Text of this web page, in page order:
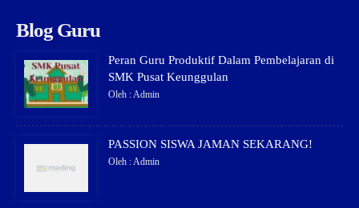
Blog Guru
Peran Guru Produktif Dalam Pembelajaran di
SMK Pusat Keunggulan
Oleh : Admin
PASSION SISWA JAMAN SEKARANG!
Oleh : Admin